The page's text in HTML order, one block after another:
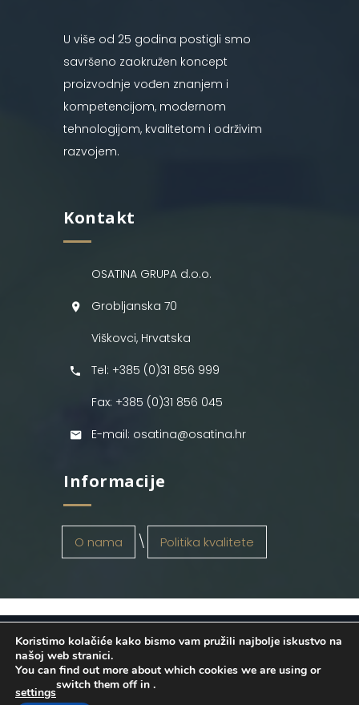
U više od 25 godina postigli smo
savršeno zaokružen koncept
proizvodnje vođen znanjem i
kompetencijom, modernom
tehnologijom, kvalitetom i održivim
razvojem.
Kontakt
OSATINA GRUPA d.o.o.
Grobljanska 70
Viškovci, Hrvatska
Tel: +385 (0)31 856 999
Fax: +385 (0)31 856 045
E-mail: osatina@osatina.hr
Informacije
O nama Politika kvalitete
OSATINA GRUPA d.o.o. 2026
. Configured
byINFOS Osijek. Sva prava pridržana.
Koristimo kolačiće kako bismo vam pružili najbolje iskustvo na
našoj web stranici.
You can find out more about which cookies we are using or
switch them off in
settings
.